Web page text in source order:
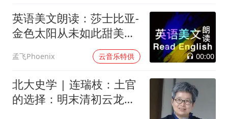
英语美文朗读：莎士比亚-
金色太阳从未如此甜美吻
孟飞Phoenix 云音乐特供 00:00
北大史学 | 连瑞枝：土官
的选择：明末清初云龙山